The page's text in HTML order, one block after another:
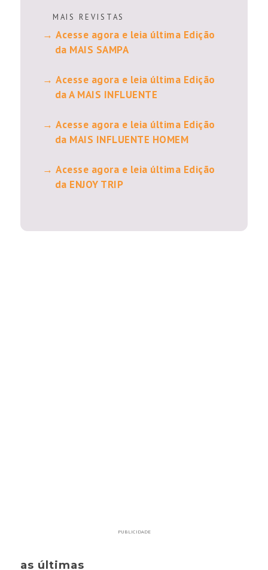
M A I S R E V I S T A S
Acesse agora e leia última Edição
da MAIS SAMPA
Acesse agora e leia última Edição
da A MAIS INFLUENTE
Acesse agora e leia última Edição
da MAIS INFLUENTE HOMEM
Acesse agora e leia última Edição
da ENJOY TRIP
PUBLICIDADE
as últimas